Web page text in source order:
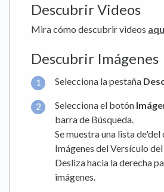
Descubrir Videos
Mira cómo descubrir videos
Descubrir Imágenes
Selecciona la pestaña
Selecciona el botón
barra de Búsqueda.
Se muestra una lista de'del
Imágenes del Versículo
Desliza hacia la derecha
imágenes.